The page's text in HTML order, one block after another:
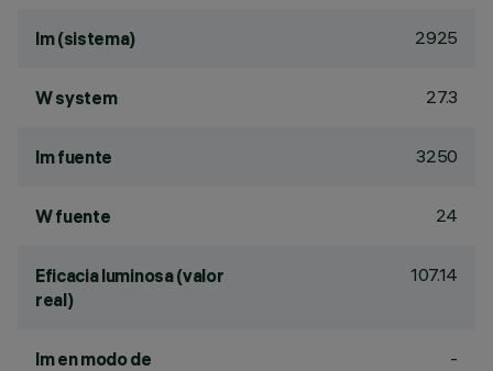
lm (sistema) 2925
W system 27.3
lm fuente 3250
W fuente 24
Eficacia luminosa (valor
real)
107.14
lm en modo de
-